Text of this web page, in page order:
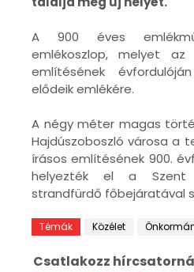
A 900 éves
emlékoszlop, melyet
említésének
elődeik emlékére.
A négy méter magas
Hajdúszoboszló városa a
írásos említésének 900.
helyezték el a Szent
strandfürdő főbejáratával
Témák Közélet
Csatlakozz